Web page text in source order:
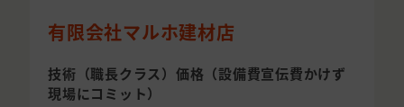
有限会社マルホ建材店
技術（職長クラス）価格（設備費宣伝費かけず
現場にコミット）